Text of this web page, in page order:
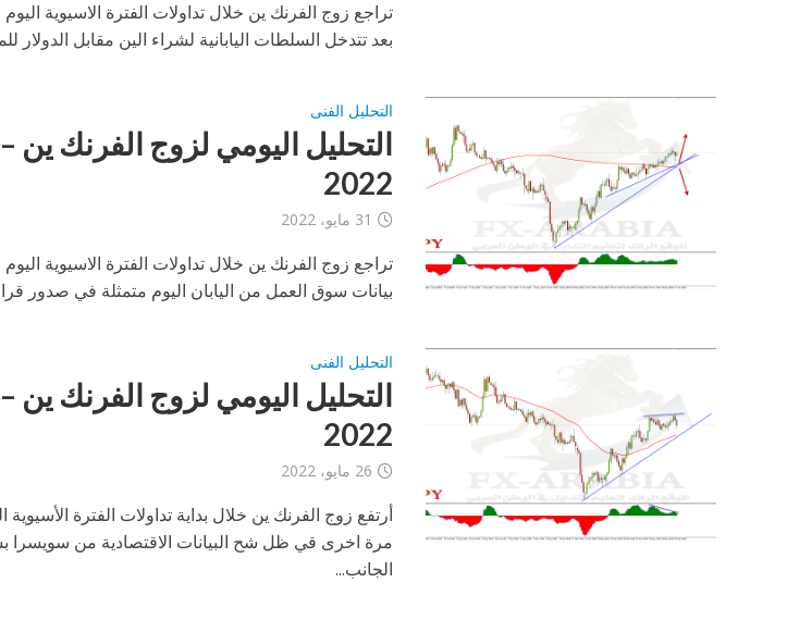
تراجع زوج الفرنك ين خلال تداولات الفترة الاسيوية
بعد تتدخل السلطات اليابانية لشراء الين مقابل الدولار
التحليل الفنى
2022
31 مايو، 2022
تراجع زوج الفرنك ين خلال تداولات الفترة الاسيوية
بيانات سوق العمل من اليابان اليوم متمثلة في صدور
التحليل الفنى
2022
26 مايو، 2022
أرتفع زوج الفرنك ين خلال بداية تداولات الفترة
مرة اخرى قي ظل شح البيانات الاقتصادية من سويسرا
الجانب...